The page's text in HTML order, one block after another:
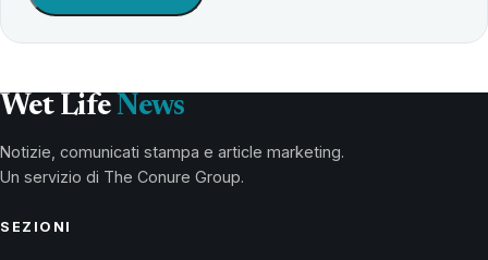
Wet Life News
Notizie, comunicati stampa e article marketing.
Un servizio di The Conure Group.
SEZIONI